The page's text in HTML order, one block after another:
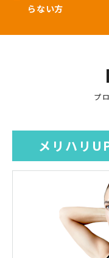
らない方
プ
メリハリ